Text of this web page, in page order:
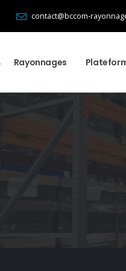
contact@bccom-
Rayonnages